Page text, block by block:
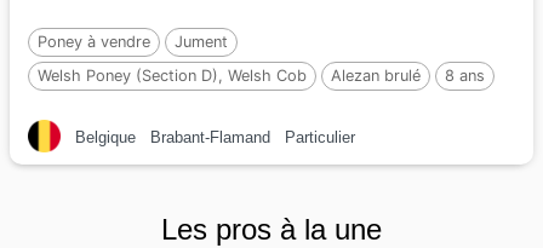
Poney à vendre
Jument
Welsh Poney (Section D), Welsh Cob
Alezan brulé
8 ans
Belgique
Brabant-Flamand Particulier
Les pros à la une